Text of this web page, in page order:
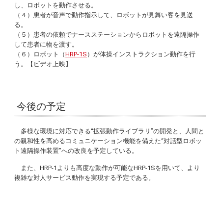
し、ロボットを動作させる。
（４）患者が音声で動作指示して、ロボットが見舞い客を見送
る。
（５）患者の依頼でナースステーションからロボットを遠隔操作
して患者に物を渡す。
（６）ロボット（HRP-1S ）が体操インストラクション動作を行
う。【ビデオ上映】
今後の予定
多様な環境に対応できる“拡張動作ライブラリ”の開発と、人間と
の親和性を高めるコミュニケーション機能を備えた“対話型ロボッ
ト遠隔操作装置”への改良を予定している。
また、HRP-1よりも高度な動作が可能なHRP-1Sを用いて、より
複雑な対人サービス動作を実現する予定である。